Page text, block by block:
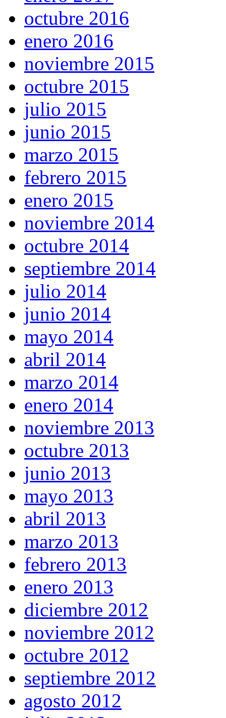
octubre 2016
enero 2016
noviembre 2015
octubre 2015
julio 2015
junio 2015
marzo 2015
febrero 2015
enero 2015
noviembre 2014
octubre 2014
septiembre 2014
julio 2014
junio 2014
mayo 2014
abril 2014
marzo 2014
enero 2014
noviembre 2013
octubre 2013
junio 2013
mayo 2013
abril 2013
marzo 2013
febrero 2013
enero 2013
diciembre 2012
noviembre 2012
octubre 2012
septiembre 2012
agosto 2012